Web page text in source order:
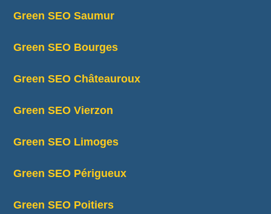
Green SEO Saumur
Green SEO Bourges
Green SEO Châteauroux
Green SEO Vierzon
Green SEO Limoges
Green SEO Périgueux
Green SEO Poitiers